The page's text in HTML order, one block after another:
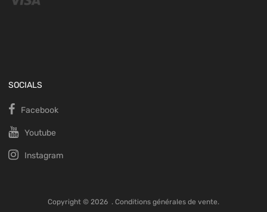
SOCIALS
Facebook
Youtube
Instagram
Copyright © 2026 . Conditions générales de vente.